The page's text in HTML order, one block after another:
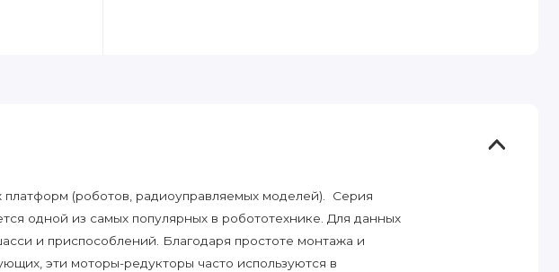
(роботов, радиоуправляемых моделей). Серия
одной из самых популярных в робототехнике. Для данных
и приспособлений. Благодаря простоте монтажа и
эти моторы-редукторы часто используются в